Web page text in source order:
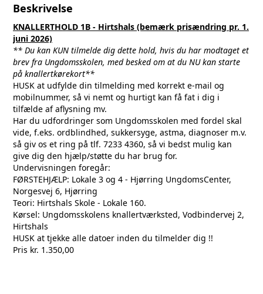
Beskrivelse
KNALLERTHOLD 1B - Hirtshals (bemærk prisændring pr. 1.
juni 2026)
** Du kan KUN tilmelde dig dette hold, hvis du har modtaget et
brev fra Ungdomsskolen, med besked om at du NU kan starte
på knallertkørekort**
HUSK at udfylde din tilmelding med korrekt e-mail og
mobilnummer, så vi nemt og hurtigt kan få fat i dig i
tilfælde af aflysning mv.
Har du udfordringer som Ungdomsskolen med fordel skal
vide, f.eks. ordblindhed, sukkersyge, astma, diagnoser m.v.
så giv os et ring på tlf. 7233 4360, så vi bedst mulig kan
give dig den hjælp/støtte du har brug for.
Undervisningen foregår:
FØRSTEHJÆLP: Lokale 3 og 4 - Hjørring UngdomsCenter,
Norgesvej 6, Hjørring
Teori: Hirtshals Skole - Lokale 160.
Kørsel: Ungdomsskolens knallertværksted, Vodbindervej 2,
Hirtshals
HUSK at tjekke alle datoer inden du tilmelder dig !!
Pris kr. 1.350,00